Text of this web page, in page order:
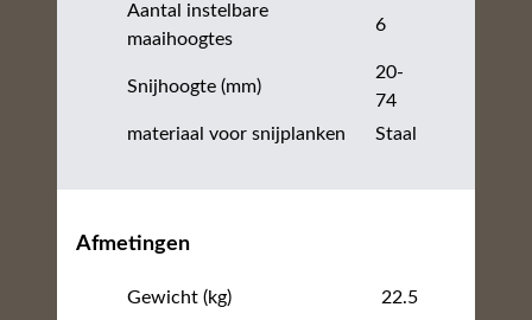
Aantal instelbare
maaihoogtes
6
Snijhoogte (mm)
20-
74
materiaal voor snijplanken
Staal
Afmetingen
Gewicht (kg)
22.5